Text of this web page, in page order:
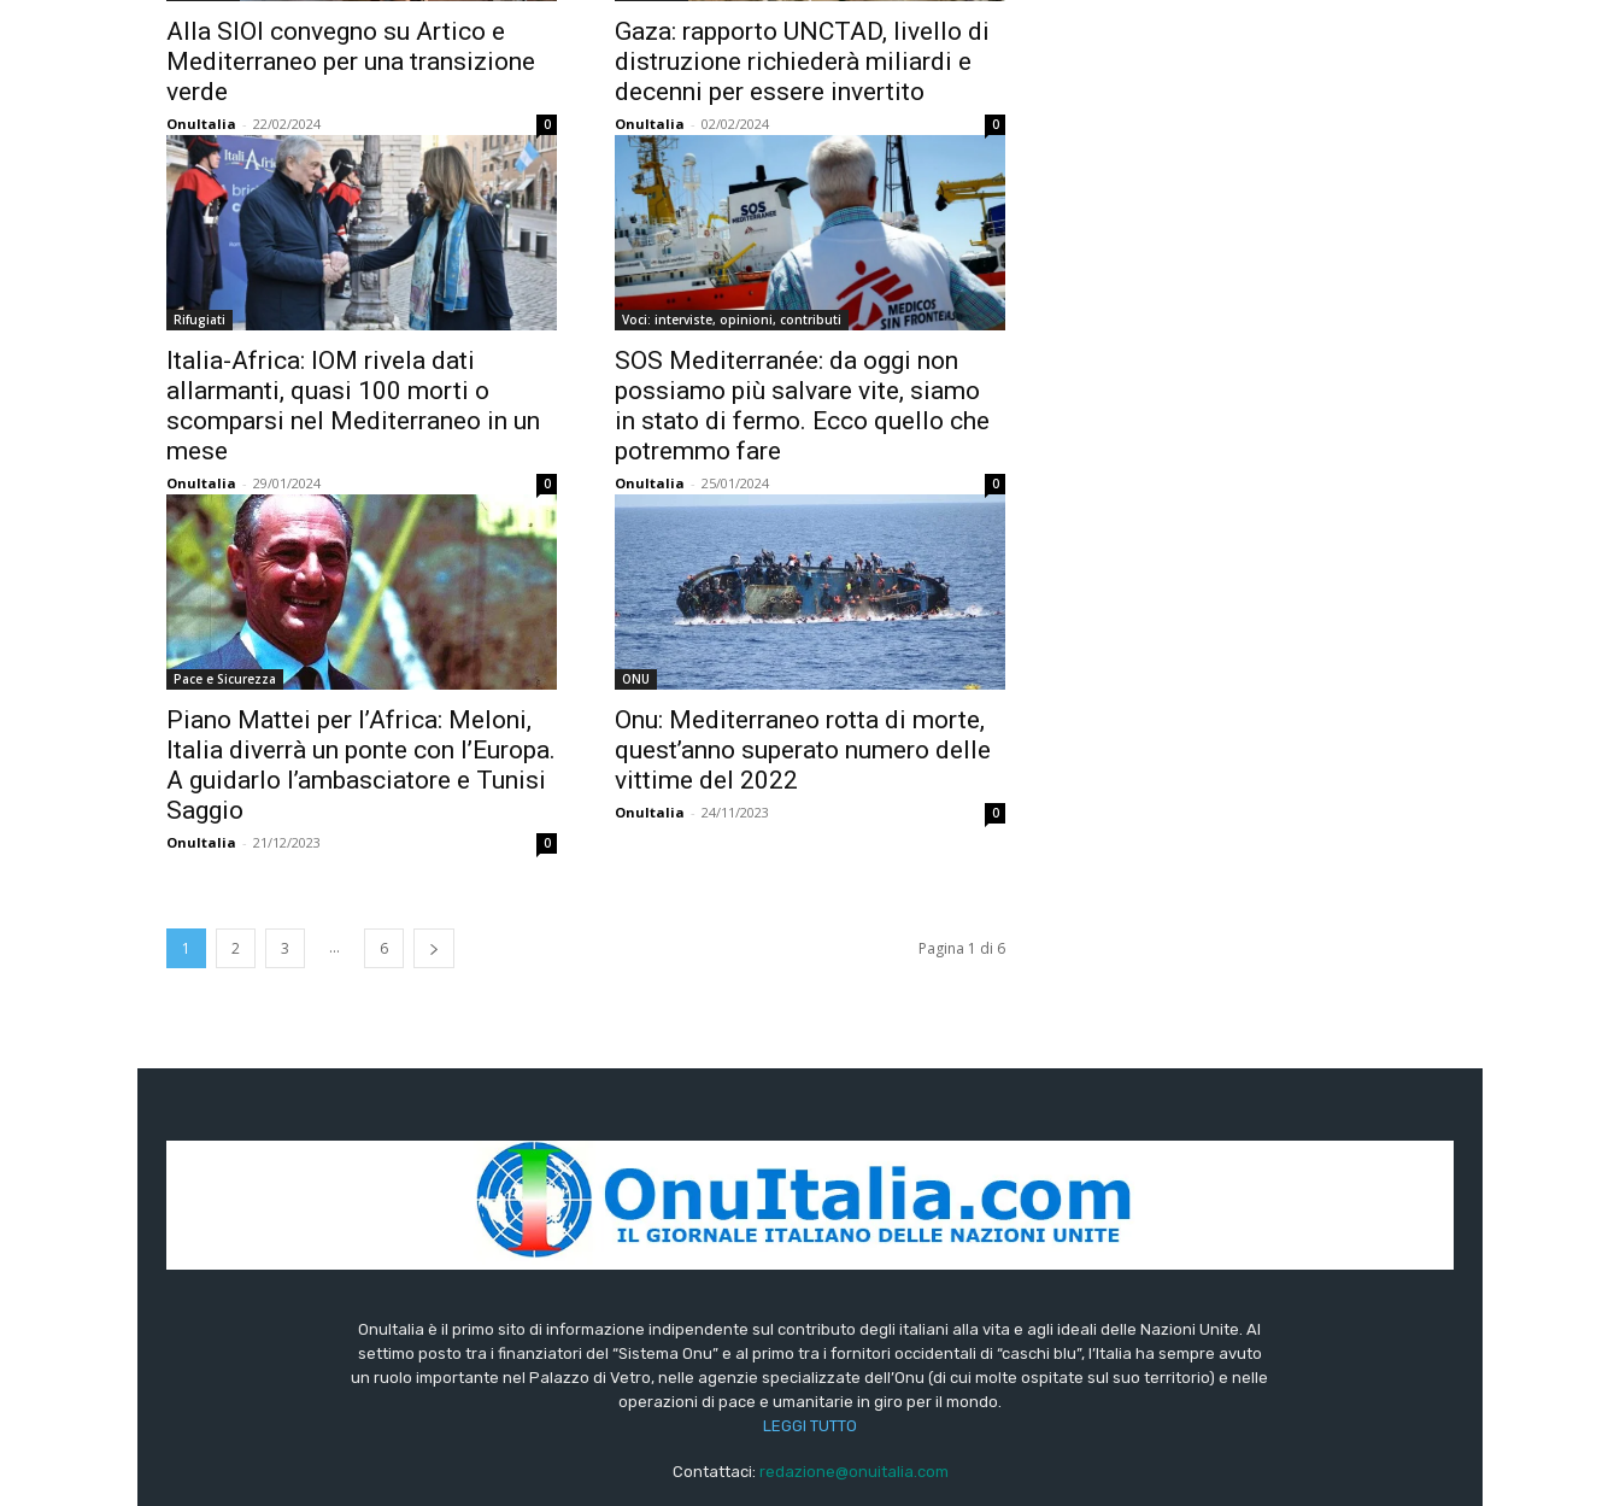
Alla SIOI convegno su Artico e
Mediterraneo per una transizione
verde
OnuItalia - 22/02/2024 0
Gaza: rapporto UNCTAD, livello di
distruzione richiederà miliardi e
decenni per essere invertito
OnuItalia - 02/02/2024 0
Rifugiati
Italia-Africa: IOM rivela dati
allarmanti, quasi 100 morti o
scomparsi nel Mediterraneo in un
mese
OnuItalia - 29/01/2024 0
Voci: interviste, opinioni, contributi
SOS Mediterranée: da oggi non
possiamo più salvare vite, siamo
in stato di fermo. Ecco quello che
potremmo fare
OnuItalia - 25/01/2024 0
Pace e Sicurezza
Piano Mattei per l’Africa: Meloni,
Italia diverrà un ponte con l’Europa.
A guidarlo l’ambasciatore e Tunisi
Saggio
OnuItalia - 21/12/2023 0
ONU
Onu: Mediterraneo rotta di morte,
quest’anno superato numero delle
vittime del 2022
OnuItalia - 24/11/2023 0
1 2 3 ... 6 Pagina 1 di 6
OnuItalia è il primo sito di informazione indipendente sul contributo degli italiani alla vita e agli ideali delle Nazioni Unite. Al
settimo posto tra i finanziatori del “Sistema Onu” e al primo tra i fornitori occidentali di “caschi blu”, l’Italia ha sempre avuto
un ruolo importante nel Palazzo di Vetro, nelle agenzie specializzate dell’Onu (di cui molte ospitate sul suo territorio) e nelle
operazioni di pace e umanitarie in giro per il mondo.
LEGGI TUTTO
Contattaci: redazione@onuitalia.com